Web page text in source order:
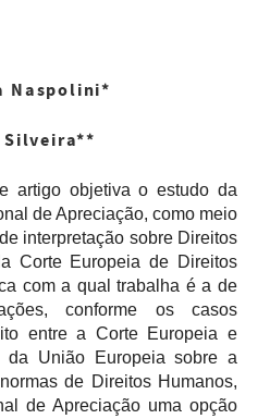
Naspolini*
**
artigo objetiva o estudo da
de Apreciação, como meio
interpretação sobre Direitos
Corte Europeia de Direitos
com a qual trabalha é a de
conforme os casos
entre a Corte Europeia e
da União Europeia sobre a
de Direitos Humanos,
de Apreciação uma opção